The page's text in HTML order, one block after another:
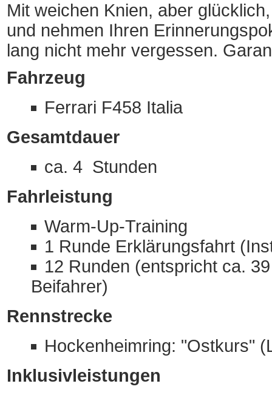
Mit weichen Knien, aber
und nehmen Ihren
lang nicht mehr vergessen.
Fahrzeug
Ferrari F458 Italia
Gesamtdauer
ca. 4 Stunden
Fahrleistung
Warm-Up-Training
1 Runde Erklärungsfahrt
12 Runden (entspricht ca.
Beifahrer)
Rennstrecke
Hockenheimring: "Ostkurs"
Inklusivleistungen